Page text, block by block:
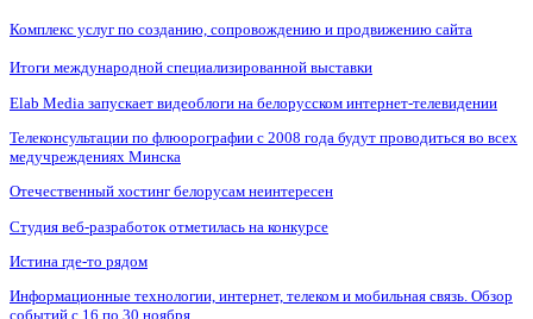
Комплекс услуг по созданию, сопровождению и продвижению сайта
Итоги международной специализированной выставки
Elab Media запускает видеоблоги на белорусском интернет-телевидении
Телеконсультации по флюорографии с 2008 года будут проводиться во всех
медучреждениях Минска
Отечественный хостинг белорусам неинтересен
Студия веб-разработок отметилась на конкурсе
Истина где-то рядом
Информационные технологии, интернет, телеком и мобильная связь. Обзор
событий с 16 по 30 ноября